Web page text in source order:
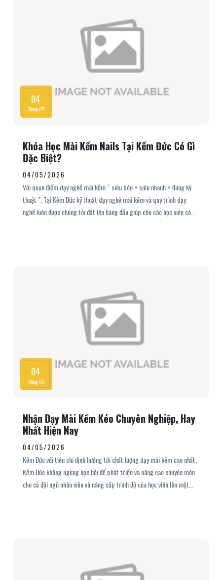
04
Tháng 05
Khóa Học Mài Kềm Nails Tại Kềm Đức Có Gì
Đặc Biệt?
04/05/2026
Với quan điểm dạy nghề mài kềm “ siêu bén + siêu nhanh + đúng kỹ
thuật ”, Tại Kềm Đức kỹ thuật dạy nghề mài kềm và quy trình dạy
nghề luôn được chúng tôi đặt lên hàng đầu giúp cho các học viên có
04
Tháng 05
Nhận Dạy Mài Kềm Kéo Chuyên Nghiệp, Hay
Nhất Hiện Nay
04/05/2026
Kềm Đức với tiêu chí định hướng tới chất lượng dạy mài kềm cao nhất,
Kềm Đức không ngừng học hỏi để phát triển và nâng cao chuyên môn
cho cả đội ngũ nhân viên và nâng cấp trình độ của học viên lên một